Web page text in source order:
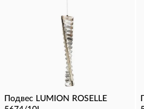
Подвес LUMION ROSELLE